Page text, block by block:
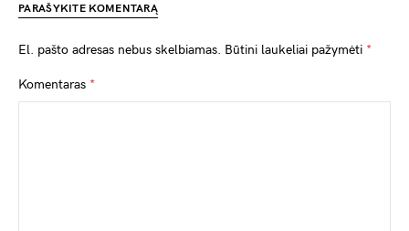
PARAŠYKITE KOMENTARĄ
El. pašto adresas nebus skelbiamas. Būtini laukeliai pažymėti *
Komentaras *